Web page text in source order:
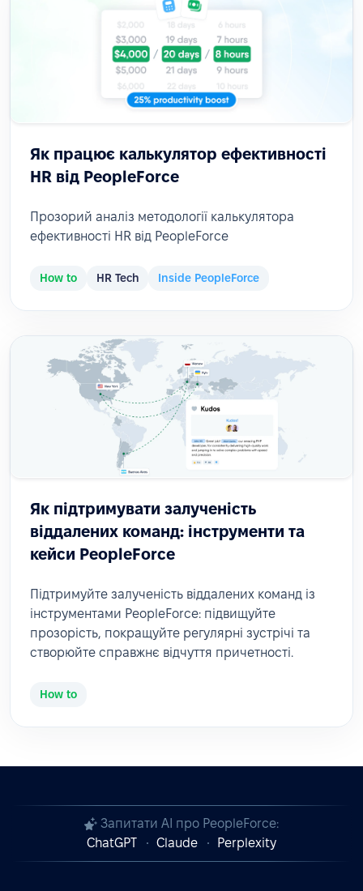
Як працює калькулятор ефективності
HR від PeopleForce
Прозорий аналіз методології калькулятора
ефективності HR від PeopleForce
How to HR Tech Inside PeopleForce
Як підтримувати залученість
віддалених команд: інструменти та
кейси PeopleForce
Підтримуйте залученість віддалених команд із
інструментами PeopleForce: підвищуйте
прозорість, покращуйте регулярні зустрічі та
створюйте справжнє відчуття причетності.
How to
Запитати AI про PeopleForce:
ChatGPT
Claude Perplexity